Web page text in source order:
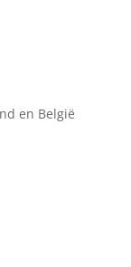
en België